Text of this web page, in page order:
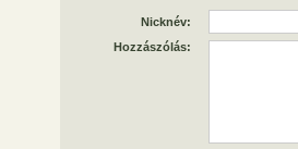
Nicknév:
Hozzászólás: